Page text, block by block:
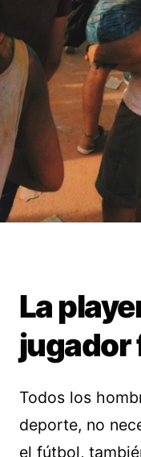
La
jugador
Todos los
deporte, no
el fútbol,